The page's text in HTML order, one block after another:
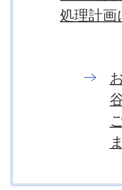
処理計画